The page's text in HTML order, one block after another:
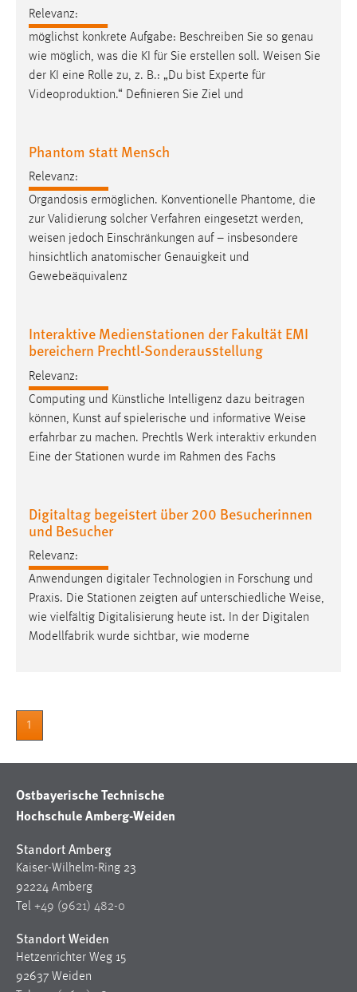
Relevanz:
möglichst konkrete Aufgabe: Beschreiben Sie so genau
wie möglich, was die KI für Sie erstellen soll. Weisen Sie
der KI eine Rolle zu, z. B.: „Du bist Experte für
Videoproduktion.“ Definieren Sie Ziel und
Phantom statt Mensch
Relevanz:
Organdosis ermöglichen. Konventionelle Phantome, die
zur Validierung solcher Verfahren eingesetzt werden,
weisen jedoch Einschränkungen auf – insbesondere
hinsichtlich anatomischer Genauigkeit und
Gewebeäquivalenz
Interaktive Medienstationen der Fakultät EMI
bereichern Prechtl-Sonderausstellung
Relevanz:
Computing und Künstliche Intelligenz dazu beitragen
können, Kunst auf spielerische und informative Weise
erfahrbar zu machen. Prechtls Werk interaktiv erkunden
Eine der Stationen wurde im Rahmen des Fachs
Digitaltag begeistert über 200 Besucherinnen
und Besucher
Relevanz:
Anwendungen digitaler Technologien in Forschung und
Praxis. Die Stationen zeigten auf unterschiedliche Weise,
wie vielfältig Digitalisierung heute ist. In der Digitalen
Modellfabrik wurde sichtbar, wie moderne
1
Ostbayerische Technische
Hochschule Amberg-Weiden
Standort Amberg
Kaiser-Wilhelm-Ring 23
92224 Amberg
Tel +49 (9621) 482-0
Standort Weiden
Hetzenrichter Weg 15
92637 Weiden
Name:
staticfilecache
Zweck:
Für performante Seitenauslieferung wird in diesem Cookie
gespeichert, ob man eingeloggt ist.
Name:
site-language-preference
Zweck:
Das Cookie speichert die gewählte Sprache der Website.
Cookie Laufzeit:
30 Tage
Chat
Name:
MibewSessionID, MIBEW_UserID, mibew_locale, mibew-
chat-frame-style-5e9dbeb1811c0446
Zweck:
Wird benötigt um die Chatfunktion nutzen zu können.
Jahre, MIBEW_UserID = 1 Jahr
Login
Name:
fe_user, be_user, be_lastLoginProvider
STATISTIK
Statistik Cookies erfassen Informationen anonym.
unsere Besucher unsere Website nutzen.
Matomo
_pk_ref, _pk_cvar, _pk_id, _pk_ses
Zweck: